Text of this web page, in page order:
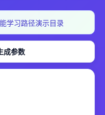
学习路径演示目录
成参数